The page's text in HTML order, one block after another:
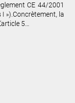
CE 44/2001
»).Concrètement, la
5…